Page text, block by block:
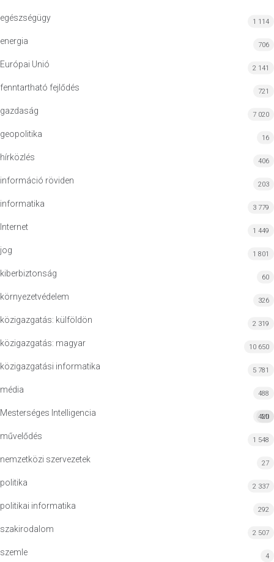
egészségügy 1 114
energia 706
Európai Unió 2 141
fenntartható fejlődés 721
gazdaság 7 020
geopolitika 16
hírközlés 406
információ röviden 203
informatika 3 779
Internet 1 449
jog 1 801
kiberbiztonság 60
környezetvédelem 326
közigazgatás: külföldön 2 319
közigazgatás: magyar 10 650
közigazgatási informatika 5 781
média 488
Mesterséges Intelligencia MI
420
művelődés 1 548
nemzetközi szervezetek 27
politika 2 337
politikai informatika 292
szakirodalom 2 507
szemle 4